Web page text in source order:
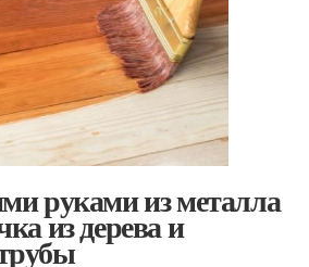
руками из металла
из дерева и